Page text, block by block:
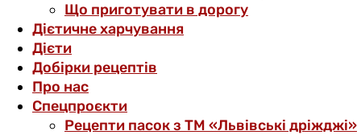
Що приготувати в дорогу
Дієтичне харчування
Дієти
Добірки рецептів
Про нас
Спецпроєкти
Рецепти пасок з ТМ «Львівські дріжджі»